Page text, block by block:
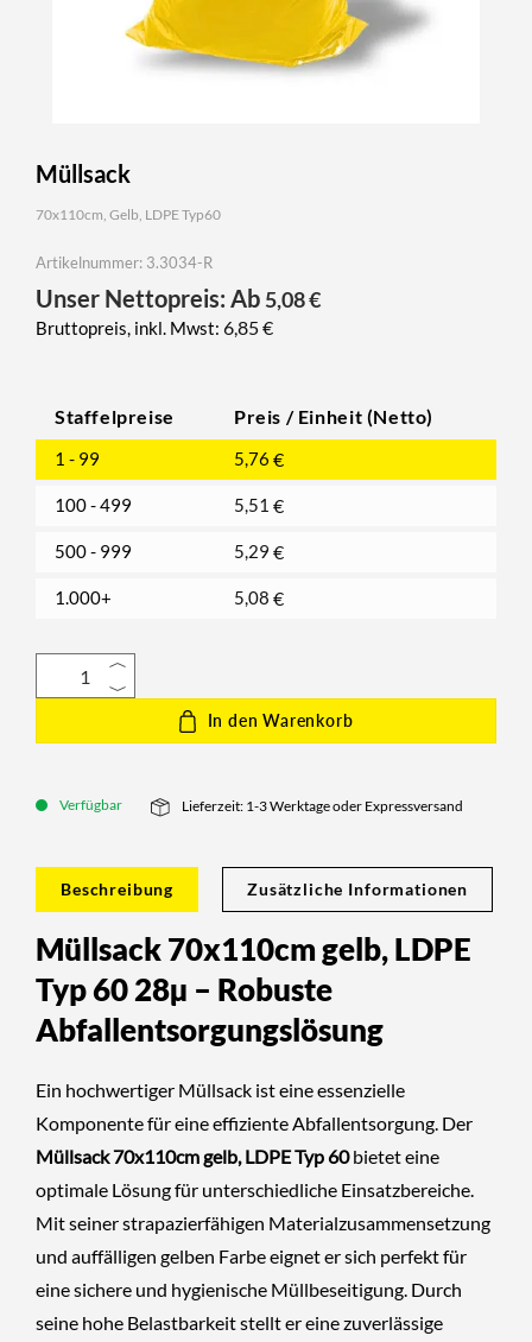
Müllsack
70x110cm, Gelb, LDPE Typ60
Artikelnummer: 3.3034-R
Unser Nettopreis: Ab 5,08€
Bruttopreis, inkl. Mwst: 6,85€
Staffelpreise Preis / Einheit (Netto)
1 - 99 5,76 €
100 - 499 5,51 €
500 - 999 5,29 €
1.000+ 5,08 €
In den Warenkorb
Verfügbar Lieferzeit: 1-3 Werktage oder Expressversand
Beschreibung Zusätzliche Informationen
Müllsack 70x110cm gelb, LDPE
Typ 6028µ – Robuste
Abfallentsorgungslösung
Ein hochwertiger Müllsack ist eine essenzielle
Komponente für eine effiziente Abfallentsorgung. Der
Müllsack 70x110cm gelb, LDPE Typ 60bietet eine
optimale Lösung für unterschiedliche Einsatzbereiche.
Mit seiner strapazierfähigen Materialzusammensetzung
und auffälligen gelben Farbe eignet er sich perfekt für
eine sichere und hygienische Müllbeseitigung. Durch
seine hohe Belastbarkeit stellt er eine zuverlässige